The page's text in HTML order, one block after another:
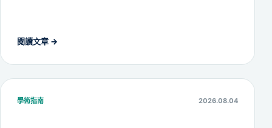
閱讀文章 →
學術指南 2026.08.04